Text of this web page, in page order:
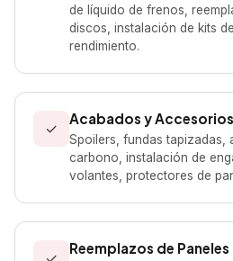
de líquido de frenos,
discos, instalación de kits
rendimiento.
✓
Acabados y
Spoilers, fundas tapizadas,
carbono, instalación de
volantes, protectores de
Reemplazos de